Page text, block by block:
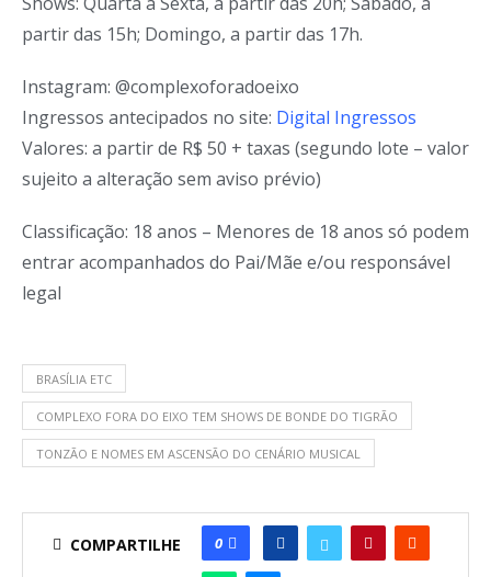
partir das 15h; Domingo, a partir das 17h.
Instagram: @complexoforadoeixo
Ingressos antecipados no site: Digital Ingressos
Valores: a partir de R$ 50 + taxas (segundo lote – valor
sujeito a alteração sem aviso prévio)
Classificação: 18 anos – Menores de 18 anos só podem
entrar acompanhados do Pai/Mãe e/ou responsável
legal
BRASÍLIA ETC
COMPLEXO FORA DO EIXO TEM SHOWS DE BONDE DO TIGRÃO
TONZÃO E NOMES EM ASCENSÃO DO CENÁRIO MUSICAL
COMPARTILHE 0